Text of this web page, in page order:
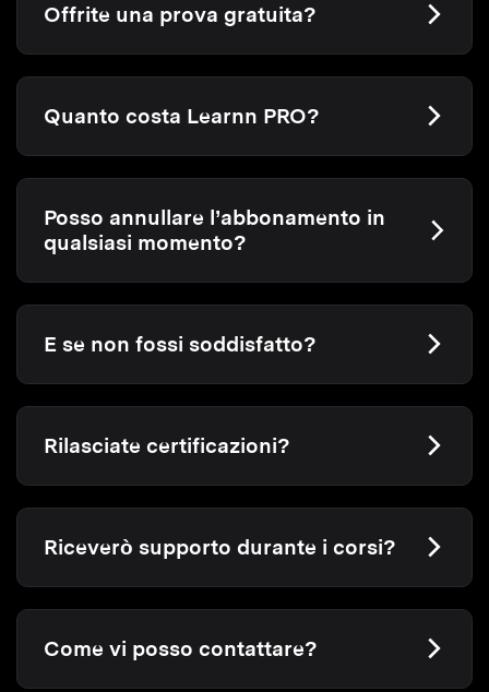
Offrite una prova gratuita?
Quanto costa Learnn PRO?
Posso annullare l’abbonamento in
qualsiasi momento?
E se non fossi soddisfatto?
Rilasciate certificazioni?
Riceverò supporto durante i corsi?
Come vi posso contattare?